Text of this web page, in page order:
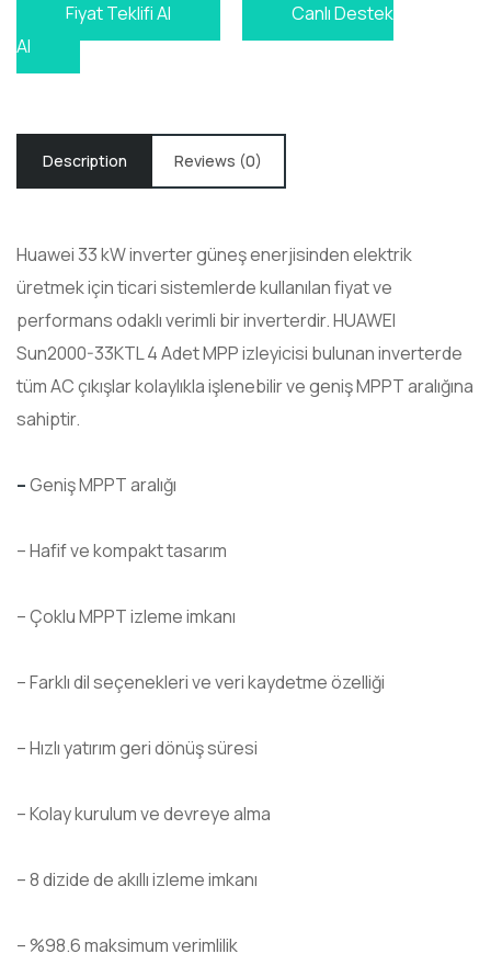
Fiyat Teklifi Al
Canlı Destek
Al
Description Reviews (0)
Huawei 33 kW inverter güneş enerjisinden elektrik
üretmek için ticari sistemlerde kullanılan fiyat ve
performans odaklı verimli bir inverterdir. HUAWEI
Sun2000-33KTL 4 Adet MPP izleyicisi bulunan inverterde
tüm AC çıkışlar kolaylıkla işlenebilir ve geniş MPPT aralığına
sahiptir.
–Geniş MPPT aralığı
– Hafif ve kompakt tasarım
– Çoklu MPPT izleme imkanı
– Farklı dil seçenekleri ve veri kaydetme özelliği
– Hızlı yatırım geri dönüş süresi
– Kolay kurulum ve devreye alma
– 8 dizide de akıllı izleme imkanı
– %98.6 maksimum verimlilik